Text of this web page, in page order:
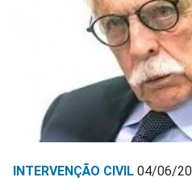
INTERVENÇÃO CIVIL 04/06/